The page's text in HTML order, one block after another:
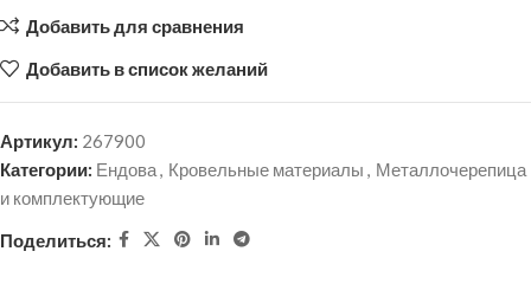
Добавить для сравнения
Добавить в список желаний
Артикул: 267900
Категории: Ендова, Кровельные материалы , Металлочерепица
и комплектующие
Поделиться: